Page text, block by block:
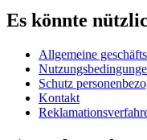
Es könnte
Allgemeine
Schutz
Kontakt